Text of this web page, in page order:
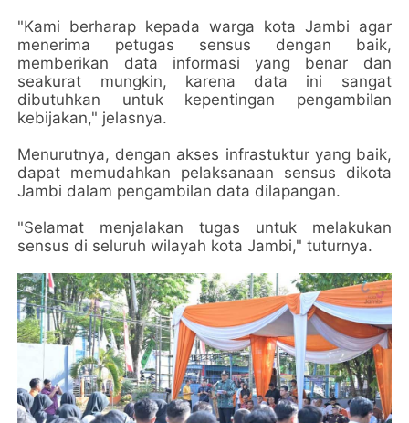
"Kami berharap kepada warga kota Jambi agar
menerima petugas sensus dengan baik,
memberikan data informasi yang benar dan
seakurat mungkin, karena data ini sangat
dibutuhkan untuk kepentingan pengambilan
kebijakan," jelasnya.
Menurutnya, dengan akses infrastuktur yang baik,
dapat memudahkan pelaksanaan sensus dikota
Jambi dalam pengambilan data dilapangan.
"Selamat menjalakan tugas untuk melakukan
sensus di seluruh wilayah kota Jambi," tuturnya.